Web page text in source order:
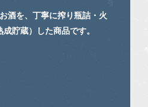
酒を、丁寧に搾り瓶詰・火
貯蔵）した商品です。